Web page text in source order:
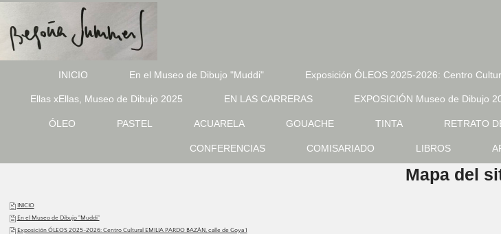
INICIO En el Museo de Dibujo "Muddi" Exposición ÓLEOS 2025-2026: Centro
Ellas xEllas, Museo de Dibujo 2025 EN LAS CARRERAS EXPOSICIÓN Museo de Dibujo
ÓLEO PASTEL ACUARELA GOUACHE TINTA RETRATO
CONFERENCIAS COMISARIADO LIBROS
Mapa del
INICIO
En el Museo de Dibujo "Muddi"
Exposición ÓLEOS 2025-2026: Centro Cultural EMILIA PARDO BAZÁN, calle de Goya 1